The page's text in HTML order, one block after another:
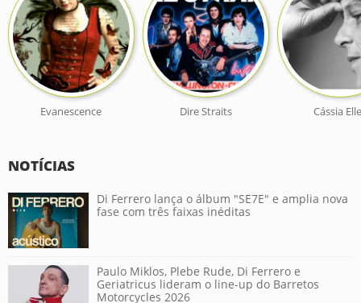
Evanescence Dire Straits Cássia
NOTÍCIAS
Di Ferrero lança o álbum "SE7E" e amplia nova
fase com três faixas inéditas
Paulo Miklos, Plebe Rude, Di Ferrero e
Geriatricus lideram o line-up do Barretos
Motorcycles 2026